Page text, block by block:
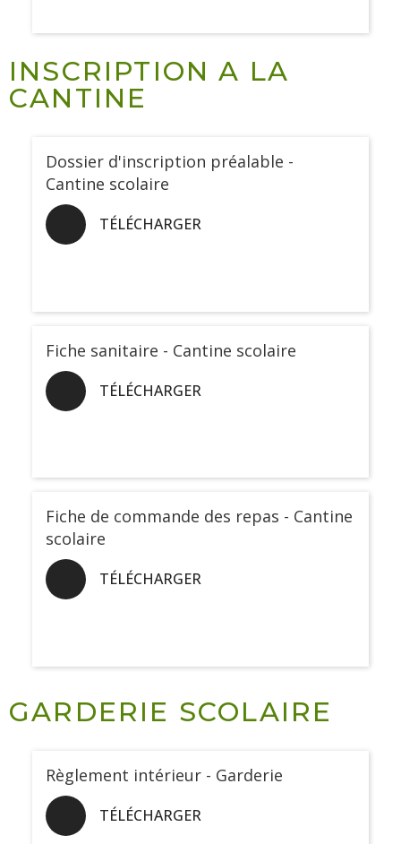
INSCRIPTION A LA
CANTINE
Dossier d'inscription préalable -
Cantine scolaire
TÉLÉCHARGER
Fiche sanitaire - Cantine scolaire
TÉLÉCHARGER
Fiche de commande des repas - Cantine
scolaire
TÉLÉCHARGER
GARDERIE SCOLAIRE
Règlement intérieur - Garderie
TÉLÉCHARGER